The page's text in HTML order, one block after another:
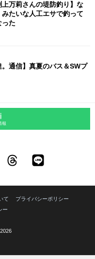
上万莉さんの堤防釣り】な
たいな人工エサで釣って
った
。通信】真夏のバス＆SWプ
報
て
プライバシーポリシー
ー